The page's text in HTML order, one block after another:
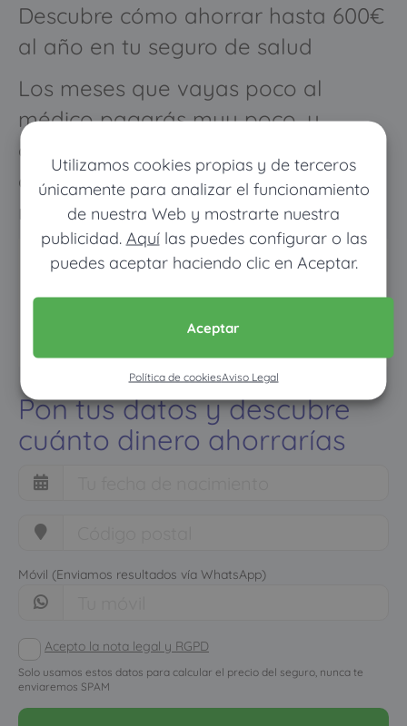
Utilizamos cookies propias y de terceros
únicamente para analizar el funcionamiento
de nuestra Web y mostrarte nuestra
publicidad. Aquílas puedes configurar o las
puedes aceptar haciendo clic en Aceptar.
Aceptar
Política de cookiesAviso Legal
Descubre cómo ahorrar hasta 600€
al año en tu seguro de salud
Los meses que vayas poco al
médico pagarás muy poco, y
cuando vayas mucho pagarás
como con un seguro médico
normal
Pon tus datos y descubre
cuánto dinero ahorrarías
Móvil (Enviamos resultados vía WhatsApp)
Acepto la nota legal y RGPD
Solo usamos estos datos para calcular el precio del seguro, nunca te
enviaremos SPAM